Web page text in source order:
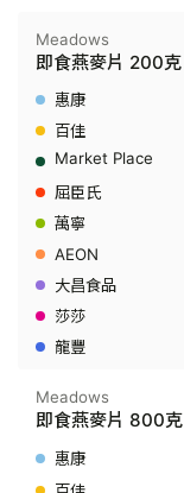
Meadows
即食燕麥片 200克
Meadows
即食燕麥片 800克